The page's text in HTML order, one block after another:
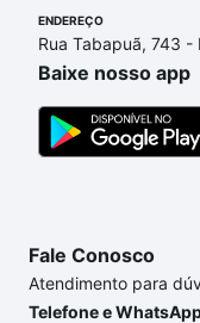
Se ainda tem
no processo de
quanto custa
a gente para
com segurança e
ENDEREÇO
Rua Tabapuã, 743
Baixe nosso app
Fale Conosco
Atendimento para
Telefone e